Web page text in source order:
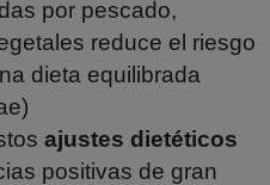
por pescado,
reduce el riesgo
dieta equilibrada
ajustes dietéticos
positivas de gran